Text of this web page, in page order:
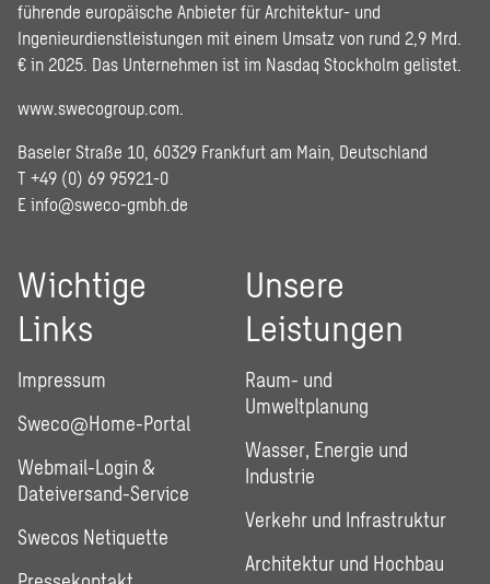
führende europäische Anbieter für Architektur- und
Ingenieurdienstleistungen mit einem Umsatz von rund 2,9 Mrd.
€ in 2025. Das Unternehmen ist im Nasdaq Stockholm gelistet.
www.swecogroup.com
Baseler Straße 10, 60329 Frankfurt am Main, Deutschland
T +49 (0) 69 95921-0
E info@sweco-gmbh.de
Wichtige
Links
Impressum
Sweco@Home-Portal
Webmail-Login &
Dateiversand-Service
Swecos Netiquette
Unsere
Leistungen
Raum- und
Umweltplanung
Wasser, Energie und
Industrie
Verkehr und Infrastruktur
Architektur und Hochbau